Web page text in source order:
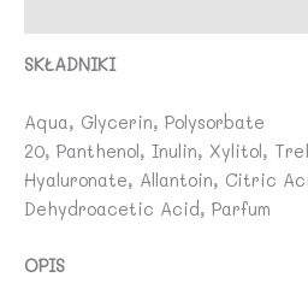
SKŁADNIKI
Aqua, Glycerin, Polysorbate
20, Panthenol, Inulin, Xylitol,
Hyaluronate, Allantoin, Citric
Dehydroacetic Acid, Parfum
OPIS